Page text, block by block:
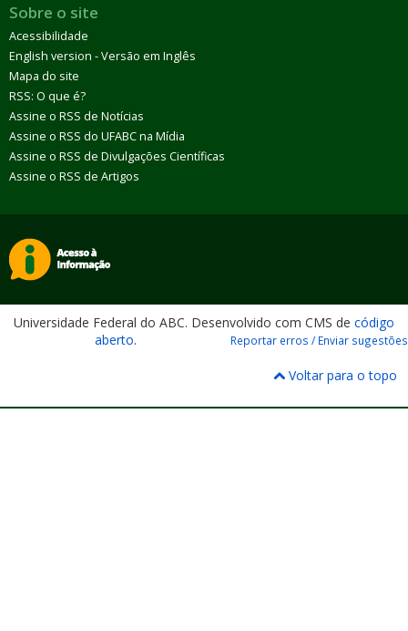
Sobre o site
Acessibilidade
English version - Versão em Inglês
Mapa do site
RSS: O que é?
Assine o RSS de Notícias
Assine o RSS do UFABC na Mídia
Assine o RSS de Divulgações Científicas
Assine o RSS de Artigos
Universidade Federal do ABC. Desenvolvido com CMS de código
aberto. Reportar erros / Enviar sugestões
Voltar para o topo